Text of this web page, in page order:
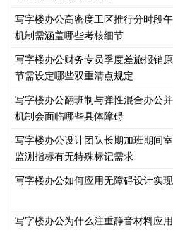
写字楼办公高密度工区推行分时段
机制需涵盖哪些考核细节
写字楼办公财务专员季度差旅报销
节需设定哪些双重清点规定
写字楼办公翻班制与弹性混合办公
机制会面临哪些具体障碍
写字楼办公设计团队长期加班期间
监测指标有无特殊标记需求
写字楼办公如何应用无障碍设计实
写字楼办公为什么注重静音材料应